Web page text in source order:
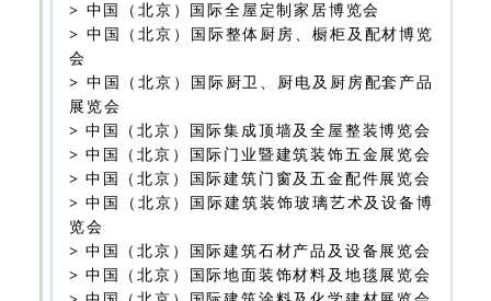
> 中国（北京）国际全屋定制家居博览会
> 中国（北京）国际整体厨房、橱柜及配材博览
会
> 中国（北京）国际厨卫、厨电及厨房配套产品
展览会
> 中国（北京）国际集成顶墙及全屋整装博览会
> 中国（北京）国际门业暨建筑装饰五金展览会
> 中国（北京）国际建筑门窗及五金配件展览会
> 中国（北京）国际建筑装饰玻璃艺术及设备博
览会
> 中国（北京）国际建筑石材产品及设备展览会
> 中国（北京）国际地面装饰材料及地毯展览会